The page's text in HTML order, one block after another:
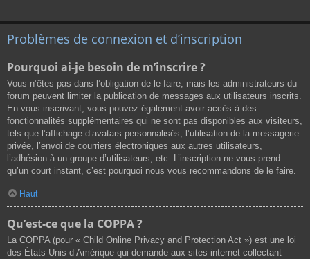
Problèmes de connexion et d’inscription
Pourquoi ai-je besoin de m’inscrire ?
Vous n’êtes pas dans l’obligation de le faire, mais les administrateurs du
forum peuvent limiter la publication de messages aux utilisateurs inscrits.
En vous inscrivant, vous pouvez également avoir accès à des
fonctionnalités supplémentaires qui ne sont pas disponibles aux visiteurs,
tels que l’affichage d’avatars personnalisés, l’utilisation de la messagerie
privée, l’envoi de courriers électroniques aux autres utilisateurs,
l’adhésion à un groupe d’utilisateurs, etc. L’inscription ne vous prend
qu’un court instant, c’est pourquoi nous vous recommandons de le faire.
Haut
Qu’est-ce que la COPPA ?
La COPPA (pour « Child Online Privacy and Protection Act ») est une loi
des États-Unis d’Amérique qui demande aux sites internet collectant